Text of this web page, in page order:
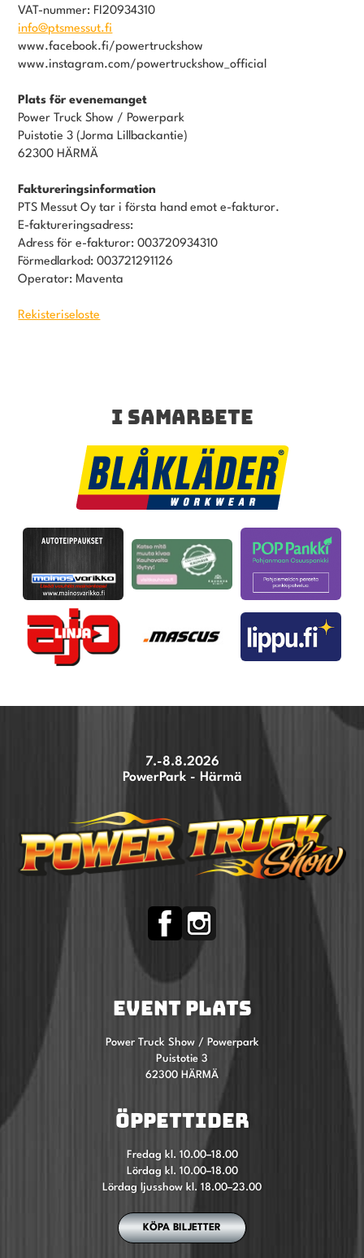
VAT-nummer: FI20934310
info@ptsmessut.fi
www.facebook.fi/powertruckshow
www.instagram.com/powertruckshow_official
Plats för evenemanget
Power Truck Show / Powerpark
Puistotie 3 (Jorma Lillbackantie)
62300 HÄRMÄ
Faktureringsinformation
PTS Messut Oy tar i första hand emot e-fakturor.
E-faktureringsadress:
Adress för e-fakturor: 003720934310
Förmedlarkod: 003721291126
Operator: Maventa
Rekisteriseloste
I SAMARBETE
7.-8.8.2026
PowerPark - Härmä
EVENT PLATS
Power Truck Show / Powerpark
Puistotie 3
62300 HÄRMÄ
ÖPPETTIDER
Fredag kl. 10.00–18.00
Lördag kl. 10.00–18.00
Lördag ljusshow kl. 18.00–23.00
KÖPA BILJETTER